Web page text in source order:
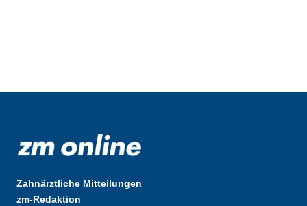
Zahnärztliche Mitteilungen
zm-Redaktion